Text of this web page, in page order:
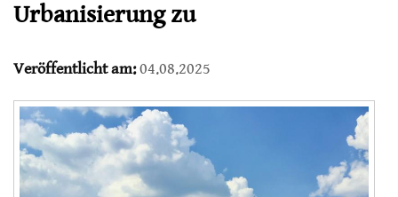
Urbanisierung zu
Veröffentlicht am:04.08.2025